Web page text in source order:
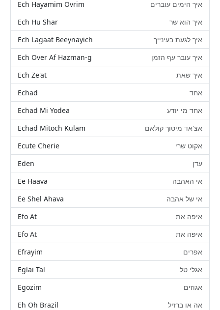
Ech Hayamim Ovrim
איך הימים עוברים
Ech Hu Shar
איך הוא שר
Ech Lagaat Beeynayich
איך לגעת בעינייך
Ech Over Af Hazman-g
איך עובר עף הזמן
Ech Ze'at
איך שאת
Echad
אחד
Echad Mi Yodea
אחד מי יודע
Echad Mitoch Kulam
אצ'אד מיטוך קולאם
Ecute Cherie
אקוט שרי
Eden
עדן
Ee Haava
אי האהבה
Ee Shel Ahava
אי של אהבה
Efo At
איפה את
Efo At
איפה את
Efrayim
אפרים
Eglai Tal
אגלי טל
Egozim
אגוזים
Eh Oh Brazil
אה או ברזיל